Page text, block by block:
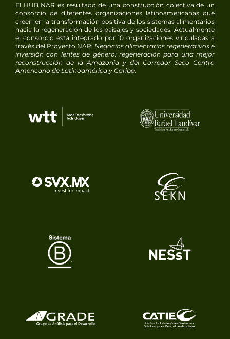
El HUB NAR es resultado de una construcción colectiva de un
consorcio de diferentes organizaciones latinoamericanas que
creen en la transformación positiva de los sistemas alimentarios
hacia la regeneración de los paisajes y sociedades. Actualmente
el consorcio está integrado por10 organizaciones vinculadas a
través del Proyecto NAR: Negocios alimentarios regenerativos e
inversión con lentes de género: regeneración para una mejor
reconstrucción de la Amazonia y del Corredor Seco Centro
Americano de Latinoamérica y Caribe.